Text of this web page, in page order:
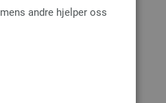
andre hjelper oss